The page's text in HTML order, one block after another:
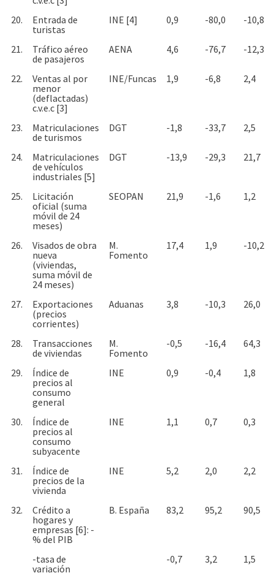
20.
Entrada de
turistas
INE [4] 0,9 -80,0 -10,8
21.
Tráfico aéreo
de pasajeros
AENA 4,6 -76,7 -12,3
22.
Ventas al por
menor
(deflactadas)
c.v.e.c [3]
INE/Funcas 1,9 -6,8 2,4
23.
Matriculaciones
de turismos
DGT -1,8 -33,7 2,5
24.
Matriculaciones
de vehículos
industriales [5]
DGT -13,9 -29,3 21,7
25.
Licitación
oficial (suma
móvil de 24
meses)
SEOPAN 21,9 -1,6 1,2
26.
Visados de obra
nueva
(viviendas,
suma móvil de
24 meses)
M.
Fomento
17,4 1,9 -10,2
27.
Exportaciones
(precios
corrientes)
Aduanas 3,8 -10,3 26,0
28.
Transacciones
de viviendas
M.
Fomento
-0,5 -16,4 64,3
29.
Índice de
precios al
consumo
general
INE 0,9 -0,4 1,8
30.
Índice de
precios al
consumo
subyacente
INE 1,1 0,7 0,3
31.
Índice de
precios de la
vivienda
INE 5,2 2,0 2,2
32.
Crédito a
hogares y
empresas [6]: -
% del PIB
B. España 83,2 95,2 90,5
-tasa de
variación
-0,7 3,2 1,5